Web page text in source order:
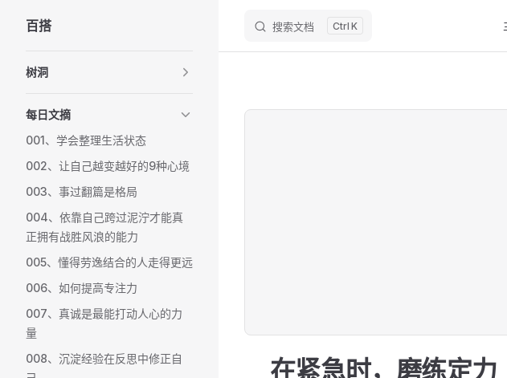
Skip to content
百搭 搜索文档 K
树洞
每日文摘
001、学会整理生活状态
002、让自己越变越好的9种心境
003、事过翻篇是格局
004、依靠自己跨过泥泞才能真
正拥有战胜风浪的能力
005、懂得劳逸结合的人走得更远
006、如何提高专注力
007、真诚是最能打动人心的力
量
008、沉淀经验在反思中修正自
在紧急时，磨练定力